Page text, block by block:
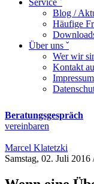
Service ˇ
Blog /
Häufige
Über uns ˇ
Wer wir
Kontakt
Impressum
Beratungsgespräch
vereinbaren
Marcel Klatetzki
Samstag, 02. Juli 2016